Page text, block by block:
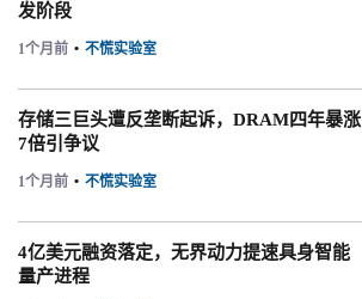
发阶段
1个月前 • 不慌实验室
存储三巨头遭反垄断起诉，DRAM四年暴涨
7倍引争议
1个月前 • 不慌实验室
4亿美元融资落定，无界动力提速具身智能
量产进程